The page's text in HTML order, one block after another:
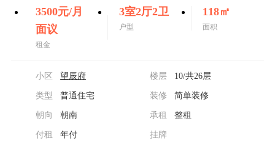
3500元/月
面议
租金
3室2厅2卫
户型
118㎡
面积
小区 望辰府 楼层 10/共26层
类型 普通住宅 装修 简单装修
朝向 朝南 承租 整租
付租 年付 挂牌